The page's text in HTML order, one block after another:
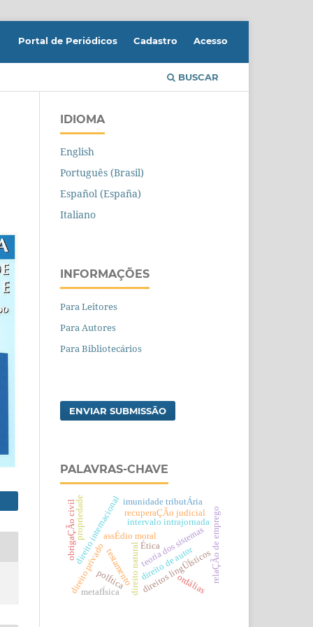
BUSCAR
Portal de Periódicos Cadastro Acesso
IDIOMA
English
Português (Brasil)
Español (España)
Italiano
INFORMAÇÕES
Para Leitores
Para Autores
Para Bibliotecários
ENVIAR SUBMISSÃO
PALAVRAS-CHAVE
assÉdio moral
intervalo intrajornada
direito internacional relaÇÃo de emprego
obrigaÇÃo civil
direito natural
recuperaÇÃo judicial
testamentodireitos lingÜÍsticos
imunidade tributÁria
teoria dos sistemas
direito de autor
polÍtica
direito privado
propriedade
Ética
ordálias
metafÍsica